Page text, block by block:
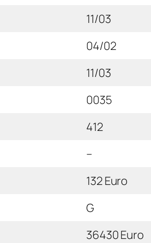
11/03
04/02
11/03
0035
412
–
132 Euro
G
36430 Euro